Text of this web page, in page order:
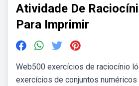
Atividade De
Para Imprimir
Web500 exercícios de raciocínio
exercícios de conjuntos numéricos